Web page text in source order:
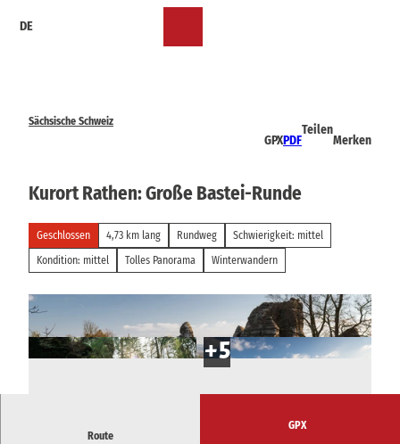
DE
Sächsische Schweiz
GPXPDF
Teilen
Merken
Kurort Rathen: Große Bastei-Runde
Geschlossen 4,73 km lang Rundweg
Schwierigkeit: mittel
Kondition: mittel
Tolles Panorama Winterwandern
Route
GPX